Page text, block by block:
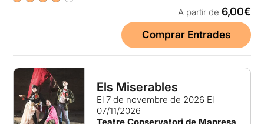
A partir de 6,00€
Comprar Entrades
Els Miserables
El 7 de novembre de 2026 El
07/11/2026